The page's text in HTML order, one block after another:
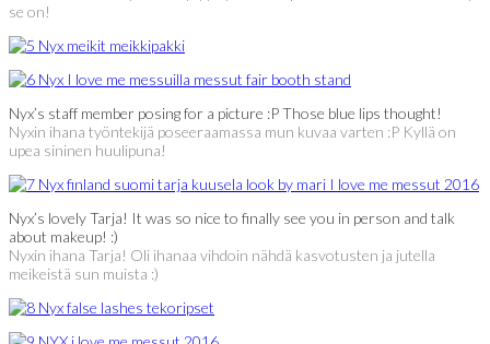
se on!
Nyx’s staff member posing for a picture :P Those blue lips thought!
Nyxin ihana työntekijä poseeraamassa mun kuvaa varten :P Kyllä on
upea sininen huulipuna!
Nyx’s lovely Tarja! It was so nice to finally see you in person and talk
about makeup! :)
Nyxin ihana Tarja! Oli ihanaa vihdoin nähdä kasvotusten ja jutella
meikeistä sun muista :)